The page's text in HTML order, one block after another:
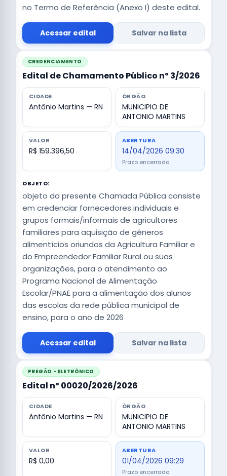
no Termo de Referência (Anexo I) deste edital.
Acessar edital Salvar na lista
CREDENCIAMENTO
Edital de Chamamento Público nº 3/2026
CIDADE
Antônio Martins — RN
ÓRGÃO
MUNICIPIO DE
ANTONIO MARTINS
VALOR
R$ 159.396,50
ABERTURA
14/04/2026 09:30
Prazo encerrado
OBJETO:
objeto da presente Chamada Pública consiste
em credenciar fornecedores individuais e
grupos formais/informais de agricultores
familiares para aquisição de gêneros
alimentícios oriundos da Agricultura Familiar e
do Empreendedor Familiar Rural ou suas
organizações, para o atendimento ao
Programa Nacional de Alimentação
Escolar/PNAE para a alimentação dos alunos
das escolas da rede pública municipal de
ensino, para o ano de 2026
Acessar edital Salvar na lista
PREGÃO - ELETRÔNICO
Edital nº 00020/2026/2026
CIDADE
Antônio Martins — RN
ÓRGÃO
MUNICIPIO DE
ANTONIO MARTINS
VALOR
R$ 0,00
ABERTURA
01/04/2026 09:29
Prazo encerrado